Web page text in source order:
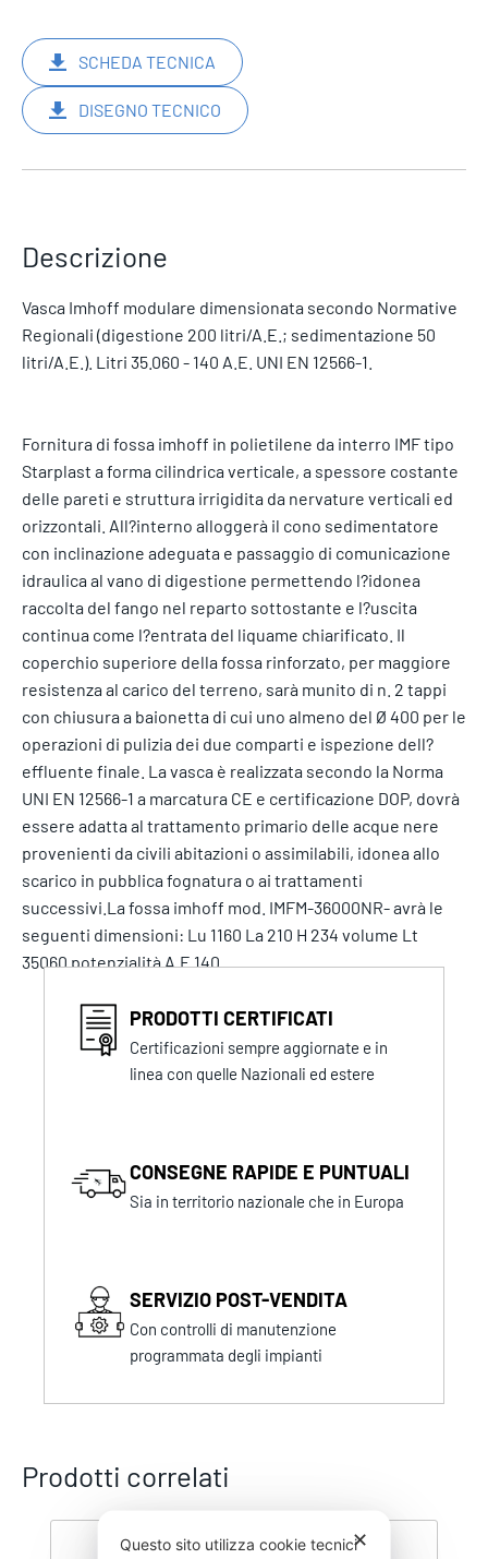
SCHEDA TECNICA
DISEGNO TECNICO
Descrizione
Vasca Imhoff modulare dimensionata secondo Normative
Regionali (digestione 200 litri/A.E.; sedimentazione 50
litri/A.E.). Litri 35.060 - 140 A.E. UNI EN 12566-1.
Fornitura di fossa imhoff in polietilene da interro IMF tipo
Starplast a forma cilindrica verticale, a spessore costante
delle pareti e struttura irrigidita da nervature verticali ed
orizzontali. All?interno alloggerà il cono sedimentatore
con inclinazione adeguata e passaggio di comunicazione
idraulica al vano di digestione permettendo l?idonea
raccolta del fango nel reparto sottostante e l?uscita
continua come l?entrata del liquame chiarificato. Il
coperchio superiore della fossa rinforzato, per maggiore
resistenza al carico del terreno, sarà munito di n. 2 tappi
con chiusura a baionetta di cui uno almeno del Ø 400 per le
operazioni di pulizia dei due comparti e ispezione dell?
effluente finale. La vasca è realizzata secondo la Norma
UNI EN 12566-1 a marcatura CE e certificazione DOP, dovrà
essere adatta al trattamento primario delle acque nere
provenienti da civili abitazioni o assimilabili, idonea allo
scarico in pubblica fognatura o ai trattamenti
successivi.La fossa imhoff mod. IMFM-36000NR- avrà le
seguenti dimensioni: Lu 1160 La 210 H 234 volume Lt
35060 potenzialità A.E 140
PRODOTTI CERTIFICATI
Certificazioni sempre aggiornate e in
linea con quelle Nazionali ed estere
CONSEGNE RAPIDE E PUNTUALI
Sia in territorio nazionale che in Europa
SERVIZIO POST-VENDITA
Con controlli di manutenzione
programmata degli impianti
Prodotti correlati
✕
Questo sito utilizza cookie tecnici